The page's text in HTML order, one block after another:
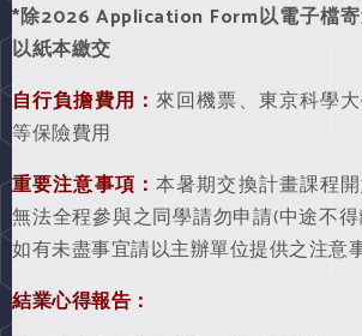
*除2026 Application Form以電子檔
以紙本繳交
自行負擔費用：來回機票、東京科學
等保險費用
重要注意事項：本暑期交換計畫課程
無法全程參與之同學請勿申請(中途不
如有未盡事宜請以主辦單位提供之注意
結業心得報告：